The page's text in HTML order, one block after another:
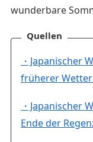
wunderbare
Quellen
・Japanischer
früherer
・Japanischer
Ende der